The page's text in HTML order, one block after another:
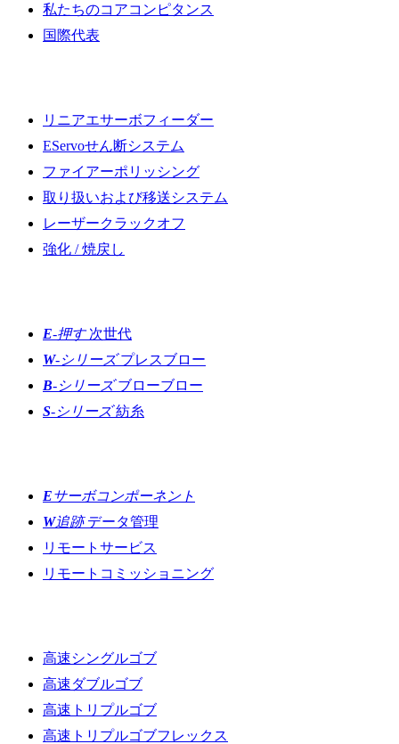
私たちのコアコンピタンス
国際代表
リニアエサーボフィーダー
EServoせん断システム
ファイアーポリッシング
取り扱いおよび移送システム
レーザークラックオフ
強化 / 焼戻し
E-押す次世代
W-シリーズプレスブロー
B-シリーズブローブロー
S-シリーズ紡糸
Eサーボコンポーネント
W追跡データ管理
リモートサービス
リモートコミッショニング
高速シングルゴブ
高速ダブルゴブ
高速トリプルゴブ
高速トリプルゴブフレックス